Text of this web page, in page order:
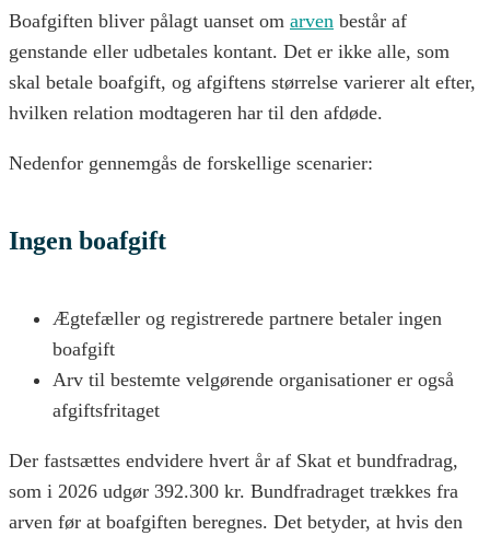
Boafgiften bliver pålagt uanset om arven består af
genstande eller udbetales kontant. Det er ikke alle, som
skal betale boafgift, og afgiftens størrelse varierer alt efter,
hvilken relation modtageren har til den afdøde.
Nedenfor gennemgås de forskellige scenarier:
Ingen boafgift
Ægtefæller og registrerede partnere betaler ingen
boafgift
Arv til bestemte velgørende organisationer er også
afgiftsfritaget
Der fastsættes endvidere hvert år af Skat et bundfradrag,
som i 2026 udgør 392.300 kr. Bundfradraget trækkes fra
arven før at boafgiften beregnes. Det betyder, at hvis den